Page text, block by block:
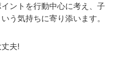
ントを行動中心に考え、子
う気持ちに寄り添います。
夫!